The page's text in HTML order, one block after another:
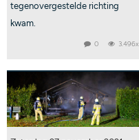
tegenovergestelde richting
kwam.
0 3.496x